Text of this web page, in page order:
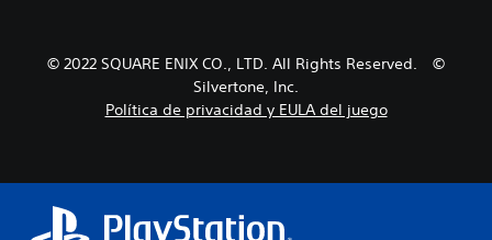
© 2022 SQUARE ENIX CO., LTD. All Rights Reserved. ©
Silvertone, Inc.
Política de privacidad y EULA del juego